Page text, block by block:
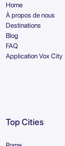
Home
À propos de nous
Destinations
Blog
FAQ
Application Vox City
Top Cities